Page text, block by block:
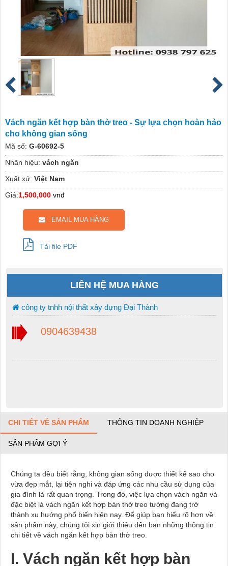
Vách ngăn kết hợp bàn thờ treo - Sự lựa chọn hoàn hảo
cho không gian sống
Mã số: G-60692-5
Nhãn hiệu: vách ngăn
Xuất xứ: Việt Nam
Giá:1,500,000 vnđ
EMAIL MUA HÀNG
Tải file PDF
LIÊN HỆ MUA HÀNG
công ty tnhh nội thất xây dựng Đại Thành
0904639438
CHI TIẾT VỀ SẢN PHẨM THÔNG TIN DOANH NGHIỆP
SẢN PHẨM GỢI Ý
Chúng ta đều biết rằng, không gian sống được thiết kế sao cho
vừa đẹp mắt, lại tiện nghi và đáp ứng các nhu cầu sử dụng của
gia đình là rất quan trọng. Trong đó, việc lựa chọn vách ngăn và
đặc biệt là vách ngăn kết hợp bàn thờ treo tường đang trở
thành xu hướng phổ biến hiện nay. Để giúp bạn hiểu rõ hơn về
sản phẩm này, chúng tôi xin giới thiệu đến bạn những thông tin
chi tiết về vách ngăn kết hợp bàn thờ treo.
I. Vách ngăn kết hợp bàn